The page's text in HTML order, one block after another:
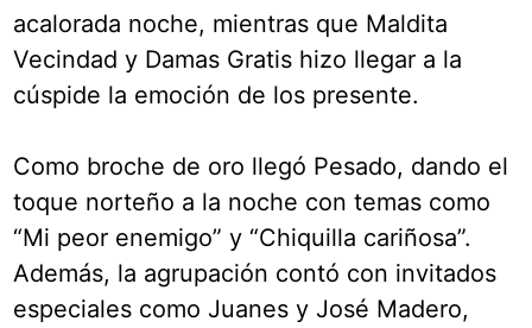
acalorada noche, mientras que Maldita
Vecindad y Damas Gratis hizo llegar a la
cúspide la emoción de los presente.
Como broche de oro llegó Pesado, dando el
toque norteño a la noche con temas como
“Mi peor enemigo” y “Chiquilla cariñosa”.
Además, la agrupación contó con invitados
especiales como Juanes y José Madero,